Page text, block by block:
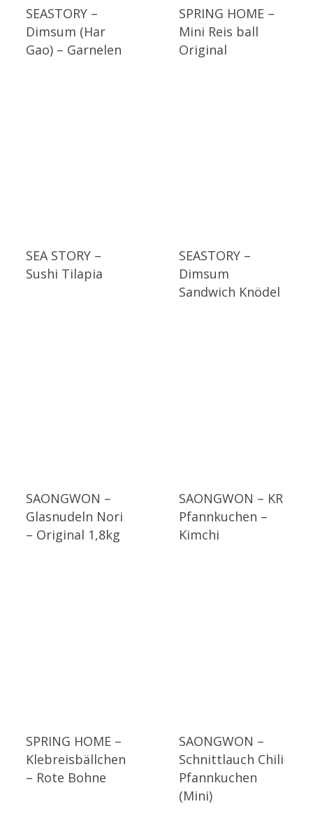
SEASTORY –
Dimsum (Har
Gao) – Garnelen
SPRING HOME –
Mini Reis ball
Original
SEA STORY –
Sushi Tilapia
SEASTORY –
Dimsum
Sandwich Knödel
SAONGWON –
Glasnudeln Nori
– Original 1,8kg
SAONGWON – KR
Pfannkuchen –
Kimchi
SPRING HOME –
Klebreisbällchen
– Rote Bohne
SAONGWON –
Schnittlauch Chili
Pfannkuchen
(Mini)